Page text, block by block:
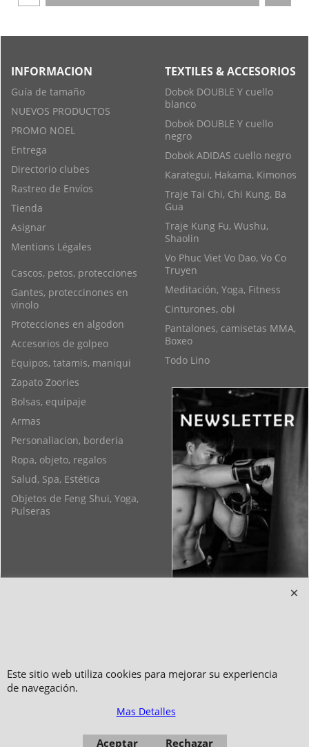
INFORMACION
Guía de tamaño
NUEVOS PRODUCTOS
PROMO NOEL
Entrega
Directorio clubes
Rastreo de Envíos
Tienda
Asignar
Mentions Légales
TEXTILES & ACCESORIOS
Dobok DOUBLE Y cuello
blanco
Dobok DOUBLE Y cuello
negro
Dobok ADIDAS cuello negro
Karategui, Hakama, Kimonos
Traje Tai Chi, Chi Kung, Ba
Gua
Traje Kung Fu, Wushu,
Shaolin
Vo Phuc Viet Vo Dao, Vo Co
Truyen
Meditación, Yoga, Fitness
Cinturones, obi
Pantalones, camisetas MMA,
Boxeo
Todo Lino
Cascos, petos, protecciones
Gantes, proteccinones en
vinolo
Protecciones en algodon
Accesorios de golpeo
Equipos, tatamis, maniqui
Zapato Zoories
Bolsas, equipaje
Armas
Personaliacion, borderia
Ropa, objeto, regalos
Salud, Spa, Estética
Objetos de Feng Shui, Yoga,
Pulseras
51, avenue du Palais des Expositions 66000 Perpignan
Fotos no son contractuales - Prohibida la reproducción
Este sitio web utiliza cookies para mejorar su experiencia
de navegación.
Mas Detalles
Aceptar Rechazar